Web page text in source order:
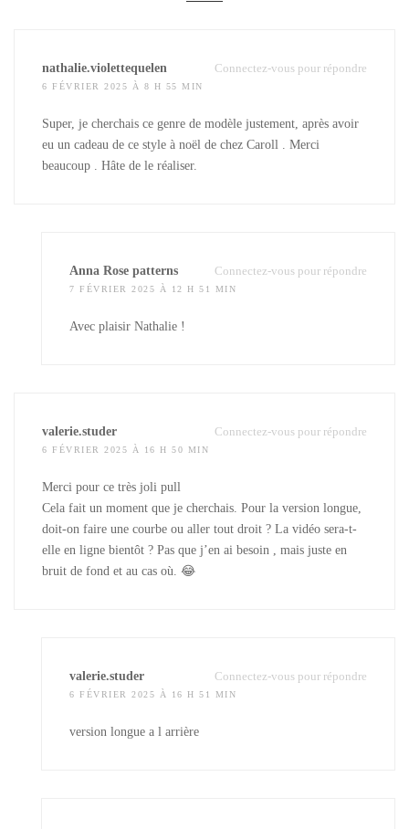
nathalie.violettequelen
6 FÉVRIER 2025 À 8 H 55 MIN
Super, je cherchais ce genre de modèle justement, après avoir
eu un cadeau de ce style à noël de chez Caroll . Merci
beaucoup . Hâte de le réaliser.
Connectez-vous pour répondre
Anna Rose patterns
7 FÉVRIER 2025 À 12 H 51 MIN
Avec plaisir Nathalie !
Connectez-vous pour répondre
valerie.studer
6 FÉVRIER 2025 À 16 H 50 MIN
Merci pour ce très joli pull
Cela fait un moment que je cherchais. Pour la version longue,
doit-on faire une courbe ou aller tout droit ? La vidéo sera-t-
elle en ligne bientôt ? Pas que j’en ai besoin , mais juste en
bruit de fond et au cas où. 😂
Connectez-vous pour répondre
valerie.studer
6 FÉVRIER 2025 À 16 H 51 MIN
version longue a l arrière
Connectez-vous pour répondre